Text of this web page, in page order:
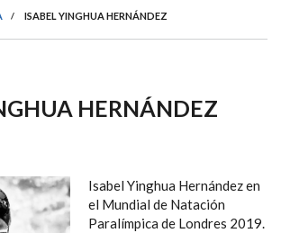
/ ISABEL YINGHUA HERNÁNDEZ
HERNÁNDEZ
Isabel Yinghua Hernández en
el Mundial de Natación
Paralímpica de Londres 2019.